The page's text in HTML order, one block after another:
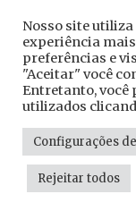
Todos
Nosso site
experiência
preferências e
"Aceitar" você
Entretanto, você
utilizados
Configurações
Rejeitar todos